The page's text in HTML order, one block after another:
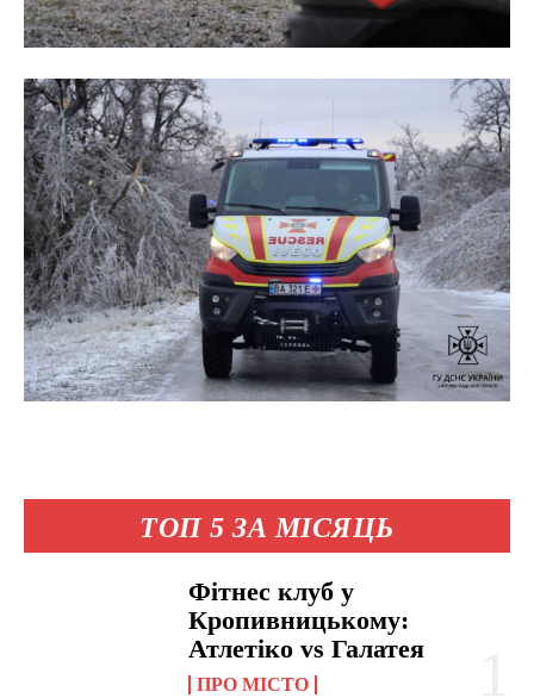
ТОП 5 ЗА МІСЯЦЬ
Фітнес клуб у
Кропивницькому:
Атлетіко vs Галатея
ПРО МІСТО